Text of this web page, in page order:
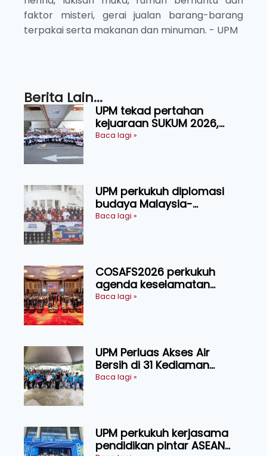
faktor misteri, gerai jualan barang-barang
terpakai serta makanan dan minuman. - UPM
Berita Lain...
UPM tekad pertahan
kejuaraan SUKUM 2026,
sasar 16 pingat emas
Baca lagi »
UPM perkukuh diplomasi
budaya Malaysia-
Indonesia melalui Narasi
Baca lagi »
COSAFS2026 perkukuh
agenda keselamatan
makanan, AgriHub pacu
Baca lagi »
UPM Perluas Akses Air
Bersih di 31 Kediaman
Orang Asli Tasik Chini
Baca lagi »
UPM perkukuh kerjasama
pendidikan pintar ASEAN